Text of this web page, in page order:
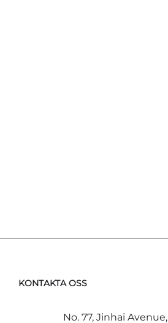
KONTAKTA OSS
No. 77, Jinhai Avenue,